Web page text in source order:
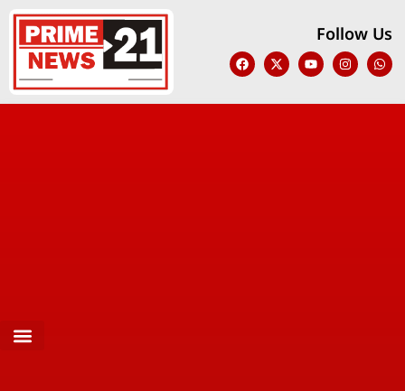
Follow Us